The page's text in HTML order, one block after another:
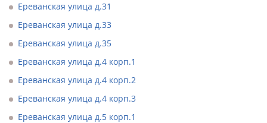
Ереванская улица д.31
Ереванская улица д.33
Ереванская улица д.35
Ереванская улица д.4 корп.1
Ереванская улица д.4 корп.2
Ереванская улица д.4 корп.3
Ереванская улица д.5 корп.1